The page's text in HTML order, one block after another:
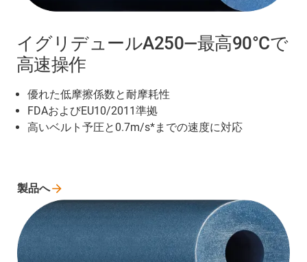
イグリデュールA250―最高90°Cで
高速操作
優れた低摩擦係数と耐摩耗性
FDAおよびEU10/2011準拠
高いベルト予圧と0.7m/s*までの速度に対応
製品へ